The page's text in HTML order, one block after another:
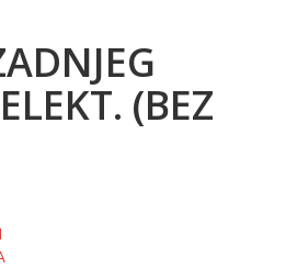
(BEZ